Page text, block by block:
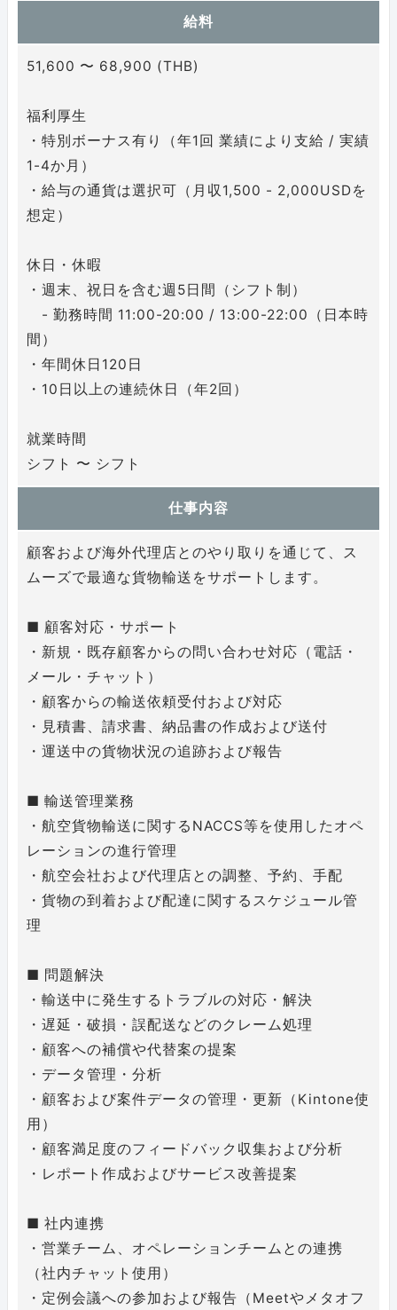
給料
51,600 〜 68,900 (THB)
福利厚生
・特別ボーナス有り（年1回 業績により支給 / 実績
1-4か月）
・給与の通貨は選択可（月収1,500 - 2,000USDを
想定）
休日・休暇
・週末、祝日を含む週5日間（シフト制）
- 勤務時間 11:00-20:00 / 13:00-22:00（日本時
間）
・年間休日120日
・10日以上の連続休日（年2回）
就業時間
シフト 〜 シフト
仕事内容
顧客および海外代理店とのやり取りを通じて、ス
ムーズで最適な貨物輸送をサポートします。
■ 顧客対応・サポート
・新規・既存顧客からの問い合わせ対応（電話・
メール・チャット）
・顧客からの輸送依頼受付および対応
・見積書、請求書、納品書の作成および送付
・運送中の貨物状況の追跡および報告
■ 輸送管理業務
・航空貨物輸送に関するNACCS等を使用したオペ
レーションの進行管理
・航空会社および代理店との調整、予約、手配
・貨物の到着および配達に関するスケジュール管
理
■ 問題解決
・輸送中に発生するトラブルの対応・解決
・遅延・破損・誤配送などのクレーム処理
・顧客への補償や代替案の提案
・データ管理・分析
・顧客および案件データの管理・更新（Kintone使
用）
・顧客満足度のフィードバック収集および分析
・レポート作成およびサービス改善提案
■ 社内連携
・営業チーム、オペレーションチームとの連携
（社内チャット使用）
・定例会議への参加および報告（Meetやメタオフ